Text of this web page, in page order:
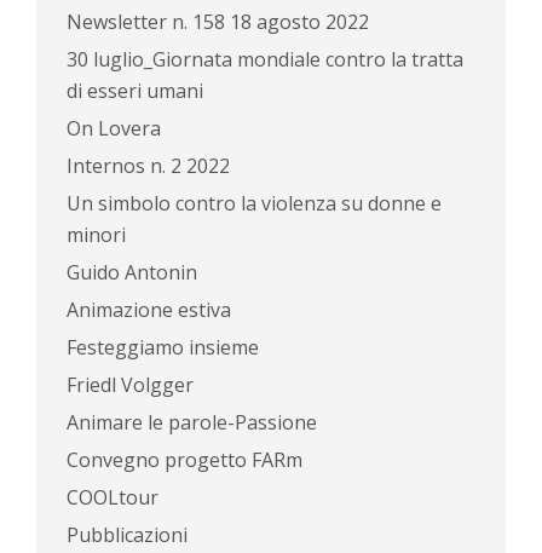
Newsletter n. 158 18 agosto 2022
30 luglio_Giornata mondiale contro la tratta
di esseri umani
On Lovera
Internos n. 2 2022
Un simbolo contro la violenza su donne e
minori
Guido Antonin
Animazione estiva
Festeggiamo insieme
Friedl Volgger
Animare le parole-Passione
Convegno progetto FARm
COOLtour
Pubblicazioni